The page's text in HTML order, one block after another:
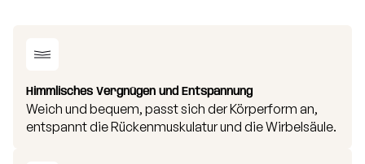
Himmlisches Vergnügen und Entspannung
Weich und bequem, passt sich der Körperform an,
entspannt die Rückenmuskulatur und die Wirbelsäule.